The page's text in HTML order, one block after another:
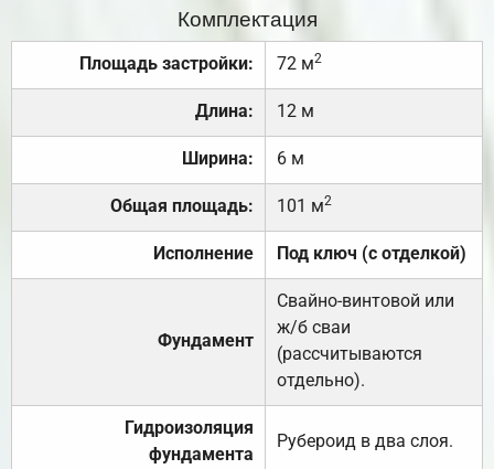
Комплектация
Площадь застройки: 72 м2
Длина: 12 м
Ширина: 6 м
Общая площадь: 101 м2
Исполнение Под ключ (с отделкой)
Фундамент
Свайно-винтовой или
ж/б сваи
(рассчитываются
отдельно).
Гидроизоляция
фундамента
Рубероид в два слоя.